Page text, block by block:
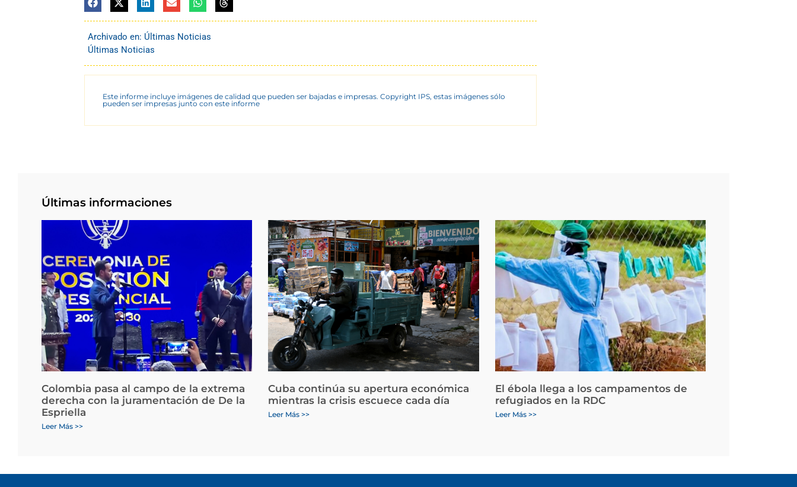
Archivado en: Últimas Noticias
Últimas Noticias
Este informe incluye imágenes de calidad que pueden ser bajadas e impresas. Copyright IPS, estas imágenes sólo
pueden ser impresas junto con este informe
Últimas informaciones
Colombia pasa al campo de la extrema
derecha con la juramentación de De la
Espriella
Leer Más >>
Cuba continúa su apertura económica
mientras la crisis escuece cada día
Leer Más >>
El ébola llega a los campamentos de
refugiados en la RDC
Leer Más >>